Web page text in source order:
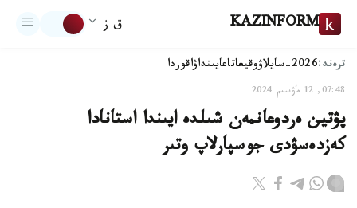
KAZINFORM ق ز
ترەند:2026-سايلاۋ وقيعاتاعايىنداۋاقوردا
07:48, 12 ماۋسىم 2024
پۋتين ەردوعانمەن شىلدە ايىندا استانادا
كەزدەسۋدى جوسپارلاپ وتىر